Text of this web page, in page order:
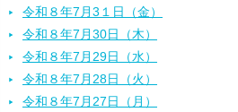
令和８年7月3１日（金）
令和８年7月30日（木）
令和８年7月29日（水）
令和８年7月28日（火）
令和８年7月27日（月）